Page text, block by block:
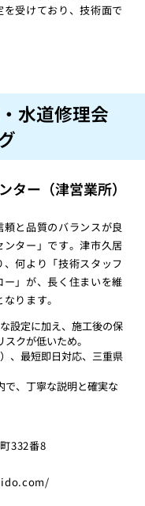
受けており、技術面で
水道修理会
ター（津営業所）
と品質のバランスが良
ター」です。津市久居
何より「技術スタッフ
」が、長く住まいを維
ります。
設定に加え、施工後の保
クが低いため。
、最短即日対応、三重県
で、丁寧な説明と確実な
332番8